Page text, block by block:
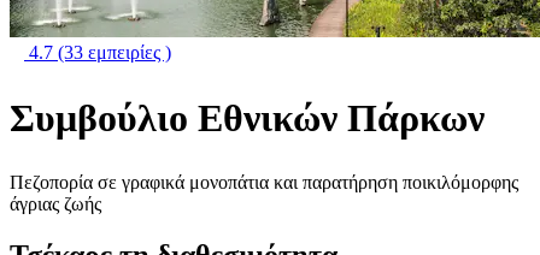
4.7 (33 εμπειρίες )
Συμβούλιο Εθνικών Πάρκων
Πεζοπορία σε γραφικά μονοπάτια και παρατήρηση ποικιλόμορφης
άγριας ζωής